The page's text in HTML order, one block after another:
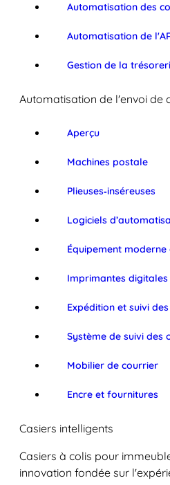
Automatisation des
Automatisation de
Gestion de la
Automatisation de l'envoi de
Aperçu
Machines postale
Plieuses‑inséreuses
Logiciels
Équipement
Imprimantes
Expédition et suivi
Système de suivi des
Mobilier de courrier
Encre et fournitures
Casiers intelligents
Casiers à colis pour
innovation fondée sur